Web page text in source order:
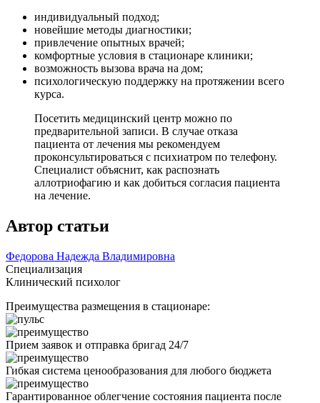
индивидуальный подход;
новейшие методы диагностики;
привлечение опытных врачей;
комфортные условия в стационаре клиники;
возможность вызова врача на дом;
психологическую поддержку на протяжении всего
курса.
Посетить медицинский центр можно по
предварительной записи. В случае отказа
пациента от лечения мы рекомендуем
проконсультироваться с психиатром по телефону.
Специалист объяснит, как распознать
аллотриофагию и как добиться согласия пациента
на лечение.
Автор статьи
Федорова Надежда Владимировна
Специализация
Клинический психолог
Преимущества размещения в стационаре:
Прием заявок и отправка бригад 24/7
Гибкая система ценообразования для любого бюджета
Гарантированное облегчение состояния пациента после